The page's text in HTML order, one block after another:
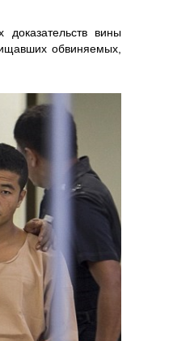
вины
обвиняемых,